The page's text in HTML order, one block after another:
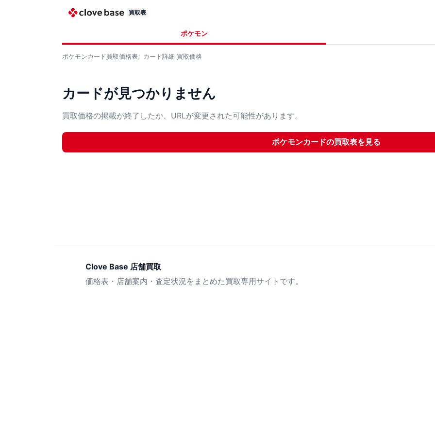
買取表
ポケモン
ポケモンカード買取価格表 カード詳細 買取価格
カードが見つかりません
買取価格の掲載が終了したか、URLが変更された可能性があります。
ポケモンカードの買取表を見る
Clove Base 店舗買取
価格表・店舗案内・査定状況をまとめた買取専用サイトです。